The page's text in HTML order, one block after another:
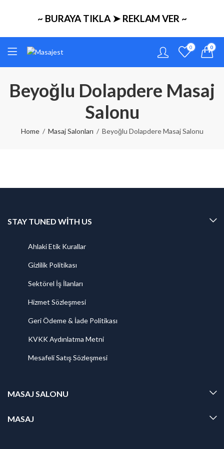
~ BURAYA TIKLA ➤ REKLAM VER ~
0 0
Beyoğlu Dolapdere Masaj
Salonu
Home Masaj Salonları Beyoğlu Dolapdere Masaj Salonu
STAY TUNED WITH US
Ahlaki Etik Kurallar
Gizlilik Politikası
Sektörel İş İlanları
Hizmet Sözleşmesi
Geri Ödeme & İade Politikası
KVKK Aydınlatma Metni
Mesafeli Satış Sözleşmesi
MASAJ SALONU
MASAJ